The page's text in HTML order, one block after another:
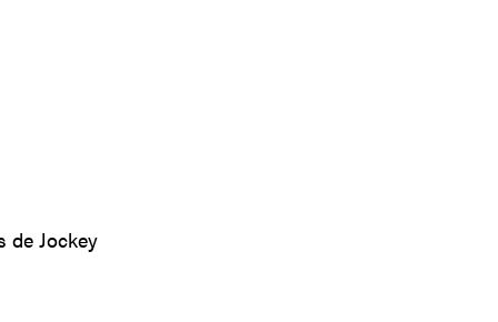
de Jockey